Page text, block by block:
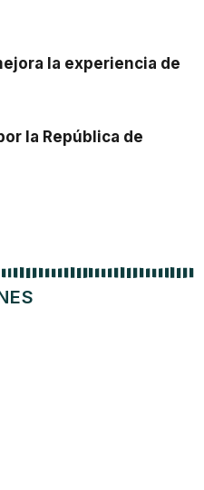
la experiencia de
la República de